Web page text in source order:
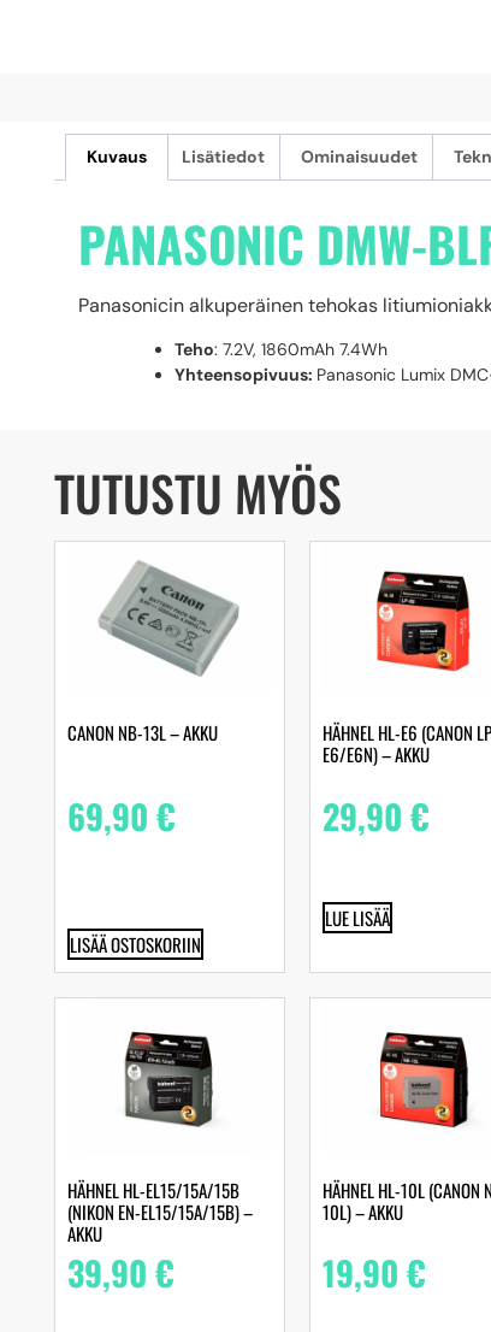
Kuvaus Lisätiedot Ominaisuudet
PANASONIC DMW-
Panasonicin alkuperäinen tehokas
Teho: 7.2V, 1860mAh 7.4Wh
Yhteensopivuus: Panasonic Lumix
TUTUSTU MYÖS
CANON NB-13L – AKKU
69,90€
LISÄÄ OSTOSKORIIN
HÄHNEL HL-E6 (CANON
E6/E6N) – AKKU
29,90€
LUE LISÄÄ
HÄHNEL HL-EL15/15A/15B
(NIKON EN-EL15/15A/15B) –
AKKU
39,90€
HÄHNEL HL-10L (CANON
10L) – AKKU
19,90€